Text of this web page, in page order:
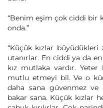
“Benim eşim çok ciddi bir
onda.”
“Küçük kızlar
utanırlar. En ciddi ya da
kız mutlaka vardır.
mutlu etmeyi bil. Ve o
daha sana güvenmez
bakar sana. Küçük kızlar